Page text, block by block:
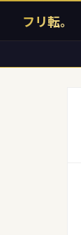
フリ転。